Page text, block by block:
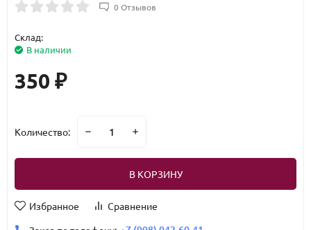
0 Отзывов
Склад:
В наличии
350 ₽
Количество:
В КОРЗИНУ
Избранное
Сравнение